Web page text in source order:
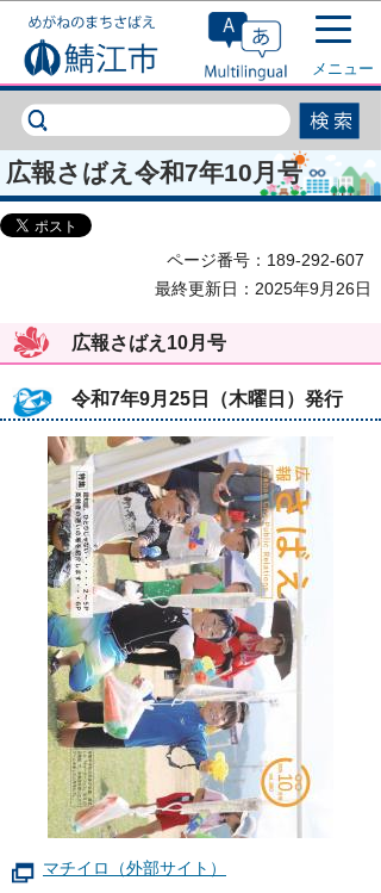
このページの本文へ移動
メニュー
広報さばえ令和7年10月号
ページ番号：189-292-607
最終更新日：2025年9月26日
広報さばえ10月号
令和7年9月25日（木曜日）発行
マチイロ（外部サイト）